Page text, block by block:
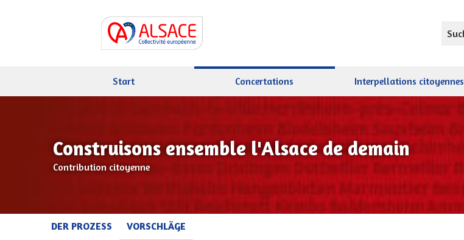
Suche
Start Concertations Interpellations citoyennes
Construisons ensemble l'Alsace de demain
Contribution citoyenne
DER PROZESS VORSCHLÄGE